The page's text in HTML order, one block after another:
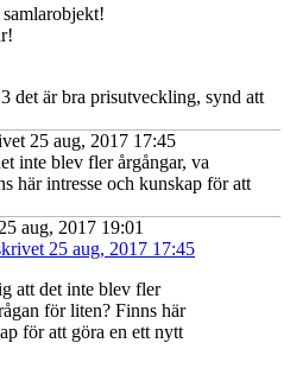
det är bra prisutveckling, synd att
25 aug, 2017 17:45
inte blev fler årgångar, va
här intresse och kunskap för att
aug, 2017 19:01
25 aug, 2017 17:45
att det inte blev fler
för liten? Finns här
för att göra en ett nytt